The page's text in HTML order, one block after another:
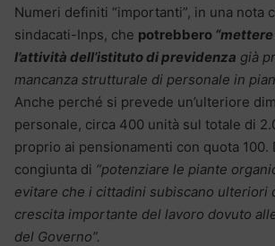
Numeri definiti “importanti”, in una nota
sindacati-Inps, che potrebbero
l’attività dell’istituto di previdenza già
mancanza strutturale di personale in
Anche perché si prevede un’ulteriore
personale, circa 400 unità sul totale di
proprio ai pensionamenti con quota 100.
congiunta di “potenziare le piante
evitare che i cittadini subiscano ulteriori
crescita importante del lavoro dovuto
del Governo”.